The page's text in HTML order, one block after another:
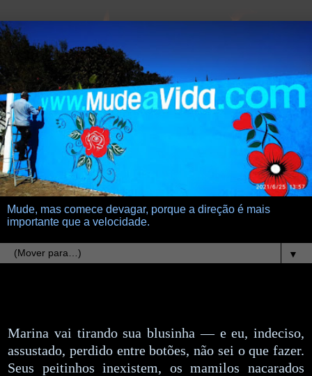
Mude, mas comece devagar, porque a direção é mais
importante que a velocidade.
▼
Marina vai tirando sua blusinha — e eu, indeciso,
assustado, perdido entre botões, não sei o que fazer.
Seus peitinhos inexistem, os mamilos nacarados